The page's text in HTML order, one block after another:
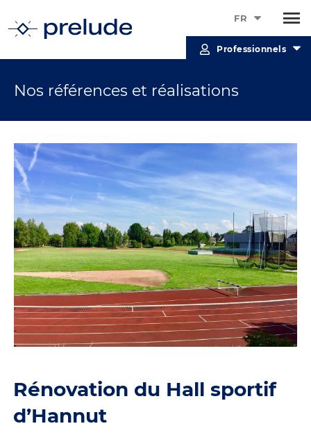
FR
Professionnels
Nos références et réalisations
Rénovation du Hall sportif
d’Hannut